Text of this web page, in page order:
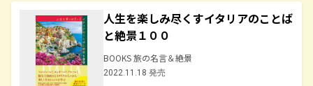
人生を楽しみ尽くすイタリアのことば
と絶景１００
BOOKS 旅の名言＆絶景
2022.11.18 発売